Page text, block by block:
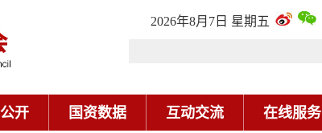
2026年8月7日 星期五
开 国资数据 互动交流 在线服务